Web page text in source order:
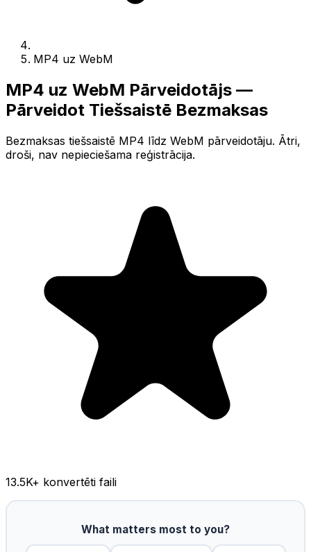
MP4 uz WebM
MP4 uz WebM Pārveidotājs —
Pārveidot Tiešsaistē Bezmaksas
Bezmaksas tiešsaistē MP4 līdz WebM pārveidotāju. Ātri,
droši, nav nepieciešama reģistrācija.
13.5K+ konvertēti faili
What matters most to you?